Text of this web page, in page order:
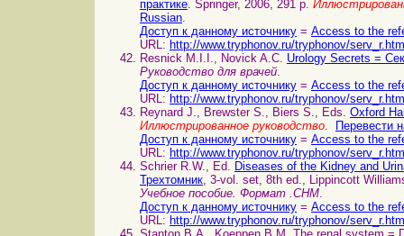
практике. Springer, 2006, 291 p.
Russian.
Доступ к данному источнику = Access to the
URL: http://www.tryphonov.ru/tryphonov/
Resnick M.I.I., Novick A.C. Urology Secrets =
Руководство для врачей.
Доступ к данному источнику = Access to the
URL: http://www.tryphonov.ru/tryphonov/
Reynard J., Brewster S., Biers S., Eds. Oxford
Иллюстрированное руководство.
Перевести
Доступ к данному источнику = Access to the
URL: http://www.tryphonov.ru/tryphonov/
Schrier R.W., Ed. Diseases of the Kidney and
Трехтомник, 3-vol. set, 8th ed., Lippincott
Учебное пособие. Формат .CHM.
Доступ к данному источнику = Access to the
URL: http://www.tryphonov.ru/tryphonov/